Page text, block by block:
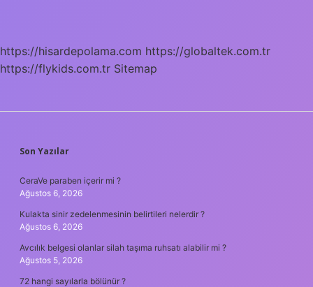
https://hisardepolama.com https://globaltek.com.tr
https://flykids.com.tr Sitemap
SIDEBAR
Son Yazılar
CeraVe paraben içerir mi ?
Ağustos 6, 2026
Kulakta sinir zedelenmesinin belirtileri nelerdir ?
Ağustos 6, 2026
Avcılık belgesi olanlar silah taşıma ruhsatı alabilir mi ?
Ağustos 5, 2026
72 hangi sayılarla bölünür ?